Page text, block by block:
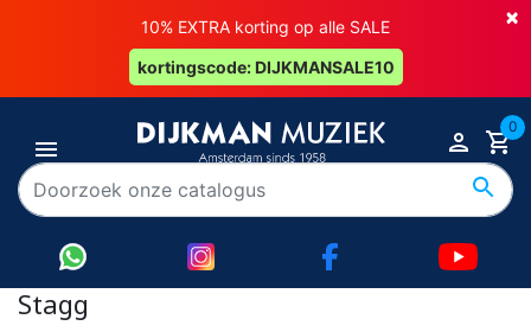
×
10% EXTRA korting op alle SALE
kortingscode: DIJKMANSALE10
0
Stagg